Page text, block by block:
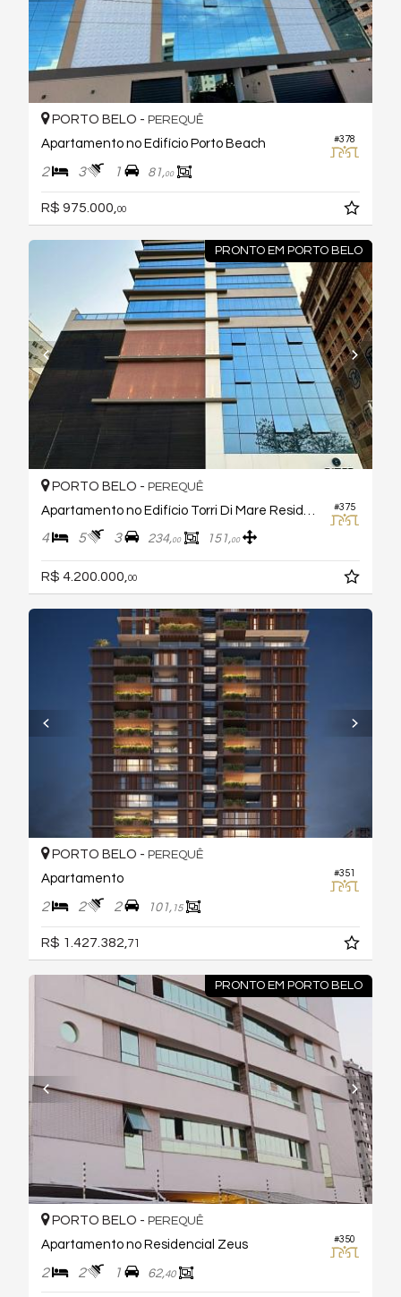
#378
PORTO BELO - PEREQUÊ
Apartamento no Edifício Porto Beach
2 3 1 81,00
R$ 975.000,00
PRONTO EM PORTO BELO
#375
PORTO BELO - PEREQUÊ
4 5 3 234,00 151,00
R$ 4.200.000, 00
#351
PORTO BELO - PEREQUÊ
Apartamento
2 2 2 101, 15
R$ 1.427.382, 71
PRONTO EM PORTO BELO
#350
PORTO BELO - PEREQUÊ
Apartamento no Residencial Zeus
2 2 1 62,40